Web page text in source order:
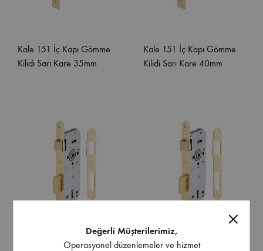
Kale 151 İç Kapı Gömme
Kilidi Sarı Kare 35mm
Kale 151 İç Kapı Gömme
Kilidi Sarı Kare 40mm
Değerli Müşterilerimiz,
Operasyonel düzenlemeler ve hizmet